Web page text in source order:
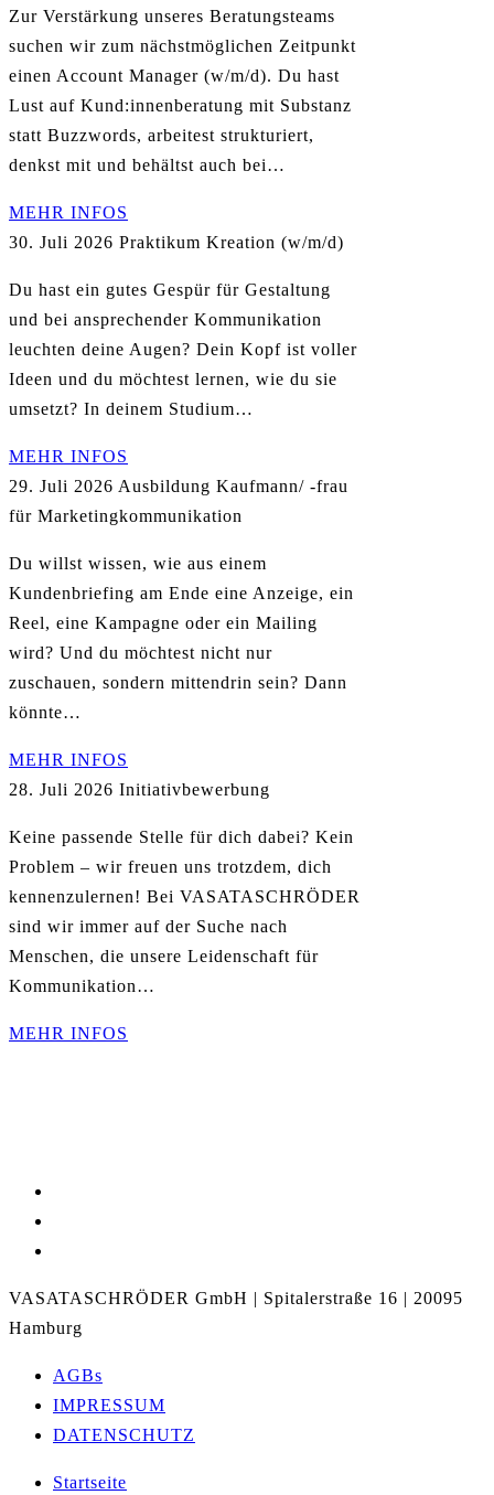
Zur Verstärkung unseres Beratungsteams
suchen wir zum nächstmöglichen Zeitpunkt
einen Account Manager (w/m/d). Du hast
Lust auf Kund:innenberatung mit Substanz
statt Buzzwords, arbeitest strukturiert,
denkst mit und behältst auch bei…
MEHR INFOS
30. Juli 2026 Praktikum Kreation (w/m/d)
Du hast ein gutes Gespür für Gestaltung
und bei ansprechender Kommunikation
leuchten deine Augen? Dein Kopf ist voller
Ideen und du möchtest lernen, wie du sie
umsetzt? In deinem Studium…
MEHR INFOS
29. Juli 2026 Ausbildung Kaufmann/ -frau
für Marketingkommunikation
Du willst wissen, wie aus einem
Kundenbriefing am Ende eine Anzeige, ein
Reel, eine Kampagne oder ein Mailing
wird? Und du möchtest nicht nur
zuschauen, sondern mittendrin sein? Dann
könnte…
MEHR INFOS
28. Juli 2026 Initiativbewerbung
Keine passende Stelle für dich dabei? Kein
Problem – wir freuen uns trotzdem, dich
kennenzulernen! Bei VASATASCHRÖDER
sind wir immer auf der Suche nach
Menschen, die unsere Leidenschaft für
Kommunikation…
MEHR INFOS
VASATASCHRÖDER GmbH | Spitalerstraße 16 | 20095
Hamburg
AGBs
IMPRESSUM
DATENSCHUTZ
Close Startseite